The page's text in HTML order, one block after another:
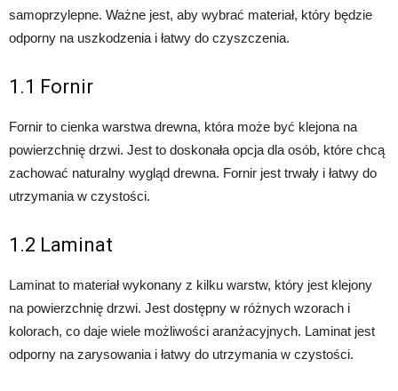
samoprzylepne. Ważne jest, aby wybrać materiał, który będzie
odporny na uszkodzenia i łatwy do czyszczenia.
1.1 Fornir
Fornir to cienka warstwa drewna, która może być klejona na
powierzchnię drzwi. Jest to doskonała opcja dla osób, które chcą
zachować naturalny wygląd drewna. Fornir jest trwały i łatwy do
utrzymania w czystości.
1.2 Laminat
Laminat to materiał wykonany z kilku warstw, który jest klejony
na powierzchnię drzwi. Jest dostępny w różnych wzorach i
kolorach, co daje wiele możliwości aranżacyjnych. Laminat jest
odporny na zarysowania i łatwy do utrzymania w czystości.